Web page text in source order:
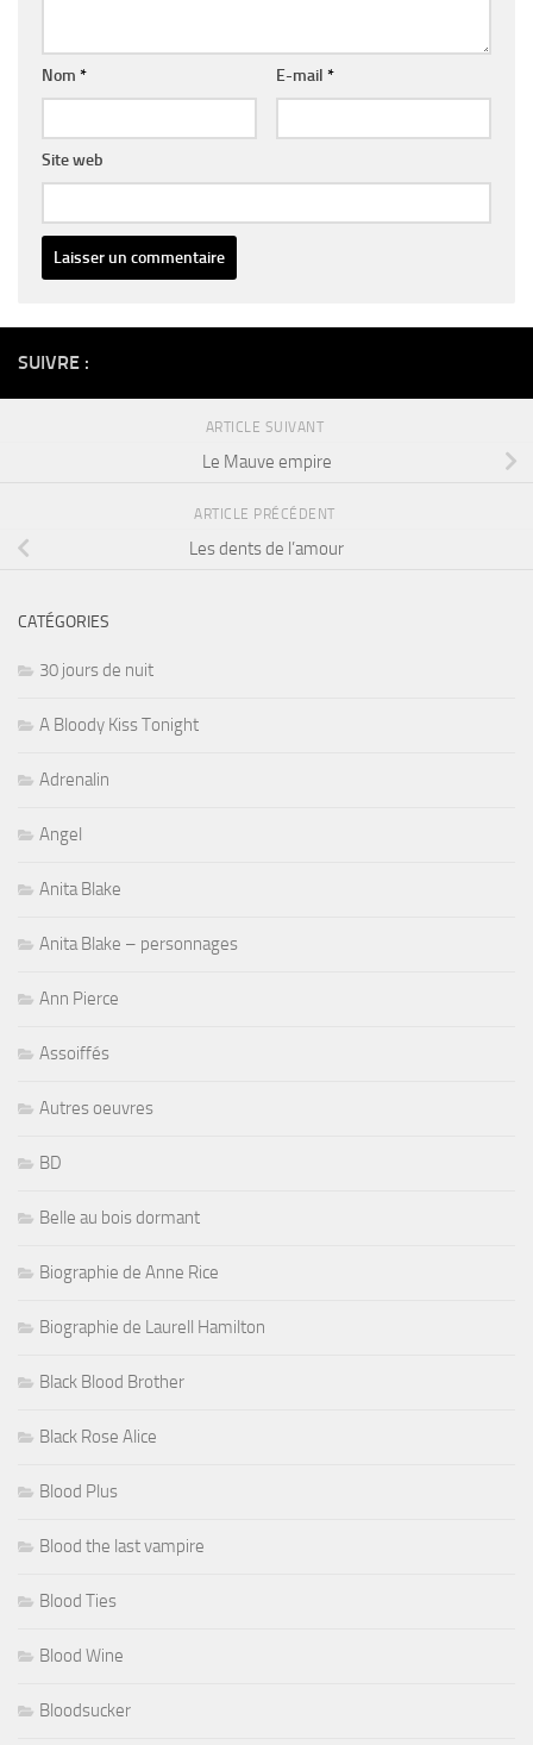
Nom * E-mail *
Site web
SUIVRE :
ARTICLE SUIVANT
Le Mauve empire
ARTICLE PRÉCÉDENT
Les dents de l’amour
CATÉGORIES
30 jours de nuit
A Bloody Kiss Tonight
Adrenalin
Angel
Anita Blake
Anita Blake – personnages
Ann Pierce
Assoiffés
Autres oeuvres
BD
Belle au bois dormant
Biographie de Anne Rice
Biographie de Laurell Hamilton
Black Blood Brother
Black Rose Alice
Blood Plus
Blood the last vampire
Blood Ties
Blood Wine
Bloodsucker